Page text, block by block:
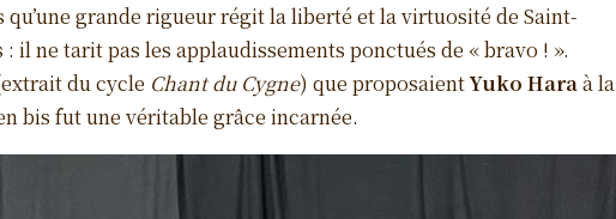
grande rigueur régit la liberté et la virtuosité de Saint-
il ne tarit pas les applaudissements ponctués de « bravo ! ».
du cycle Chant du Cygne) que proposaientYuko Haraà la
bis fut une véritable grâce incarnée.